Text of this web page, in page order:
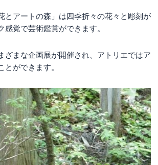
とアートの森」は四季折々の花々と彫刻が
感覚で芸術鑑賞ができます。
ざまな企画展が開催され、アトリエではア
とができます。